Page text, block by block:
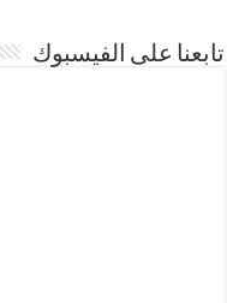
تابعنا على الفيسبوك